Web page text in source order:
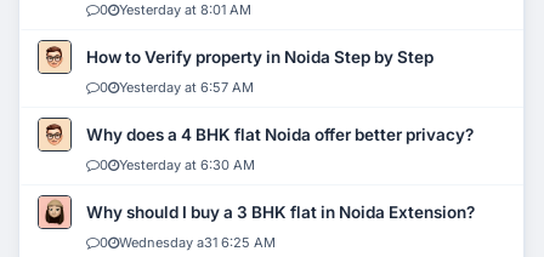
0 Yesterday at 8:01 AM
How to Verify property in Noida Step by Step
0 Yesterday at 6:57 AM
Why does a 4 BHK flat Noida offer better privacy?
0 Yesterday at 6:30 AM
Why should I buy a 3 BHK flat in Noida Extension?
0 Wednesday a31 6:25 AM